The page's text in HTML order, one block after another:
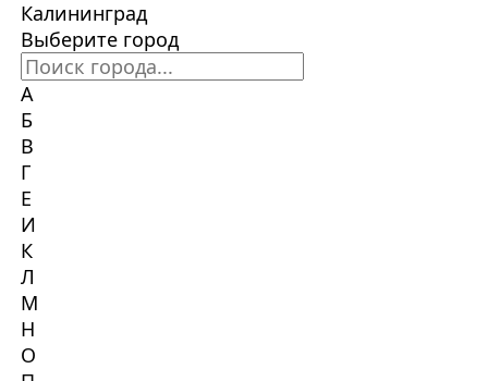
Калининград
Выберите город
А
Б
В
Г
Е
И
К
Л
М
Н
О